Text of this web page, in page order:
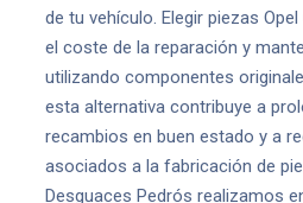
de tu vehículo. Elegir piezas
el coste de la reparación y
utilizando componentes
esta alternativa contribuye a
recambios en buen estado y a
asociados a la fabricación de
Desguaces Pedrós realizamos